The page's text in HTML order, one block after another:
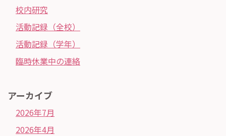
校内研究
活動記録（全校）
活動記録（学年）
臨時休業中の連絡
アーカイブ
2026年7月
2026年4月